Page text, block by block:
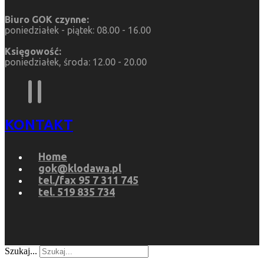
Biuro GOK czynne:
poniedziałek - piątek: 08.00 - 16.00
Księgowość:
poniedziałek, środa: 12.00 - 20.00
KONTAKT
Home
gok@klodawa.pl
tel./fax 95 7 311 745
tel. 519 835 734
Szukaj...